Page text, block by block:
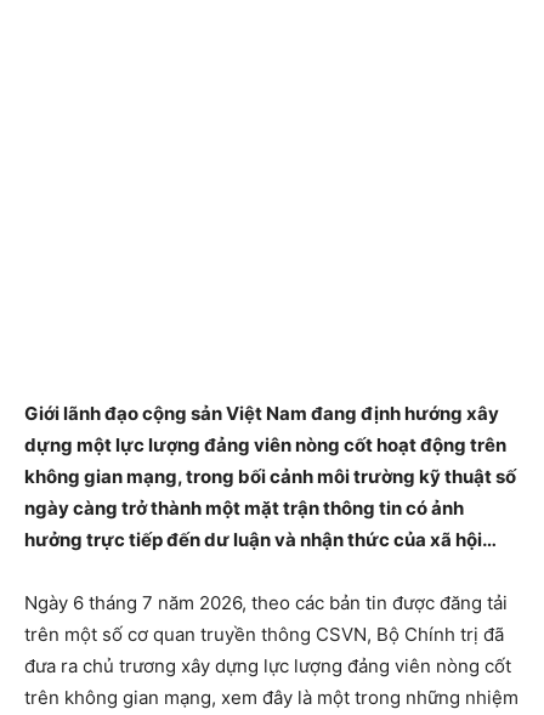
Giới lãnh đạo cộng sản Việt Nam đang định hướng xây
dựng một lực lượng đảng viên nòng cốt hoạt động trên
không gian mạng, trong bối cảnh môi trường kỹ thuật số
ngày càng trở thành một mặt trận thông tin có ảnh
hưởng trực tiếp đến dư luận và nhận thức của xã hội…
Ngày 6 tháng 7 năm 2026, theo các bản tin được đăng tải
trên một số cơ quan truyền thông CSVN, Bộ Chính trị đã
đưa ra chủ trương xây dựng lực lượng đảng viên nòng cốt
trên không gian mạng, xem đây là một trong những nhiệm